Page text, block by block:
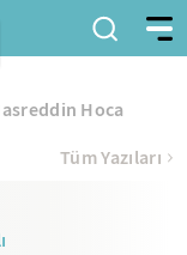
Hoca
Tüm Yazıları